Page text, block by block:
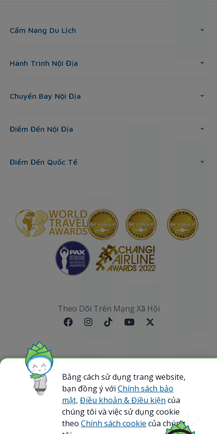
Cẩm Nang Du Lịch
Hành Trình Nội Địa
Chuyến Bay Nội Địa
Điểm Đến Nội Địa
Điểm Đến Quốc Tế
Theo Dõi Trên Mạng Xã Hội
Sơ đồ website
@ 2023 Bamboo Airways Copyright. All Rights
Reserved.
Business Registration Code: 0107867370
Bằng cách sử dụng trang website,
bạn đồng ý với Chính sách bảo
mật, Điều khoản & Điều kiện của
chúng tôi và việc sử dụng cookie
theo Chính sách cookie của chúng